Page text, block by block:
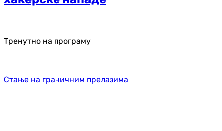
Тренутно на програму
Стање на граничним прелазима